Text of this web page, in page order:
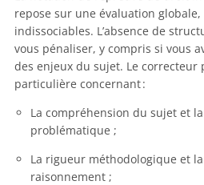
repose sur une évaluation
indissociables. L’absence de
vous pénaliser, y compris si vous
des enjeux du sujet. Le
particulière concernant :
La compréhension du sujet et
problématique ;
La rigueur méthodologique et
raisonnement ;